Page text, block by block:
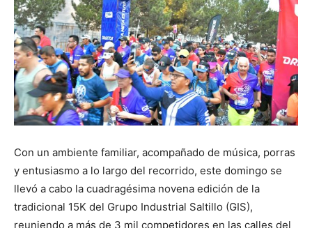
Con un ambiente familiar, acompañado de música, porras
y entusiasmo a lo largo del recorrido, este domingo se
llevó a cabo la cuadragésima novena edición de la
tradicional 15K del Grupo Industrial Saltillo (GIS),
reuniendo a más de 3 mil competidores en las calles del